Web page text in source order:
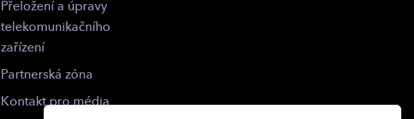
Přeložení a úpravy
telekomunikačního
zařízení
Partnerská zóna
Kontakt pro média